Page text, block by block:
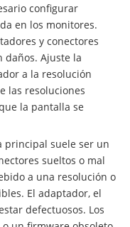
configurar
en los monitores.
y conectores
daños. Ajuste la
a la resolución
las resoluciones
la pantalla se
principal suele ser un
sueltos o mal
a una resolución o
El adaptador, el
defectuosos. Los